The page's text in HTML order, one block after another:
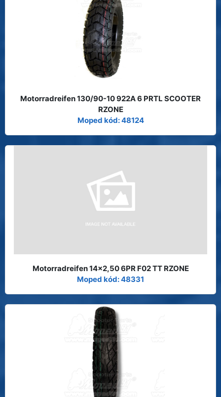
Motorradreifen 130/90-10 922A 6 PRTL SCOOTER
RZONE
Moped kód: 48124
Motorradreifen 14x2,50 6PR F02 TT RZONE
Moped kód: 48331